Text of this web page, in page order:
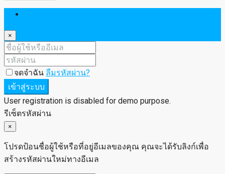
×
จดจำฉัน ลืมรหัสผ่าน?
เข้าสู่ระบบ
User registration is disabled for demo purpose.
รีเซ็ตรหัสผ่าน
×
โปรดป้อนชื่อผู้ใช้หรือที่อยู่อีเมลของคุณ คุณจะได้รับลิงก์เพื่อ
สร้างรหัสผ่านใหม่ทางอีเมล